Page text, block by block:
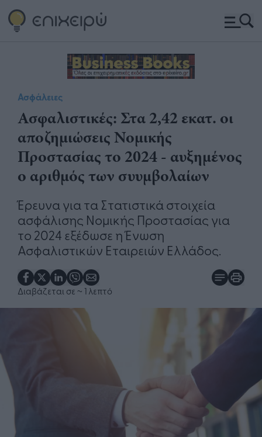
Ασφάλειες
Ασφαλιστικές: Στα 2,42 εκατ. οι
αποζημιώσεις Νομικής
Προστασίας το 2024 - αυξημένος
ο αριθμός των συυμβολαίων
Έρευνα για τα Στατιστικά στοιχεία
ασφάλισης Νομικής Προστασίας για
το 2024 εξέδωσε η Ένωση
Ασφαλιστικών Εταιρειών Ελλάδος.
Διαβάζεται σε ~ 1 λεπτό